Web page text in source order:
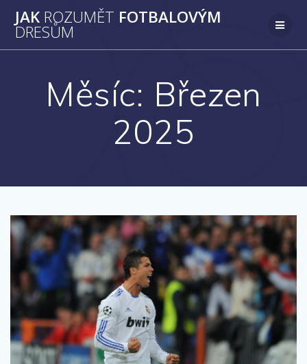
na
JAK ROZUMĚT FOTBALOVÝM
DRESŮM
Měsíc: Březen
2025